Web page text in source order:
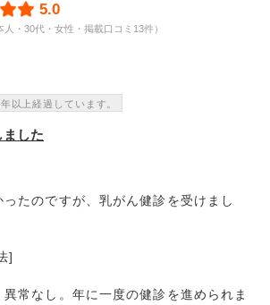
5.0
人・30代・女性・掲載口コミ13件）
以上経過しています。
した
たのですが、乳がん健診を受けまし
]
常なし。年に一度の健診を進められま